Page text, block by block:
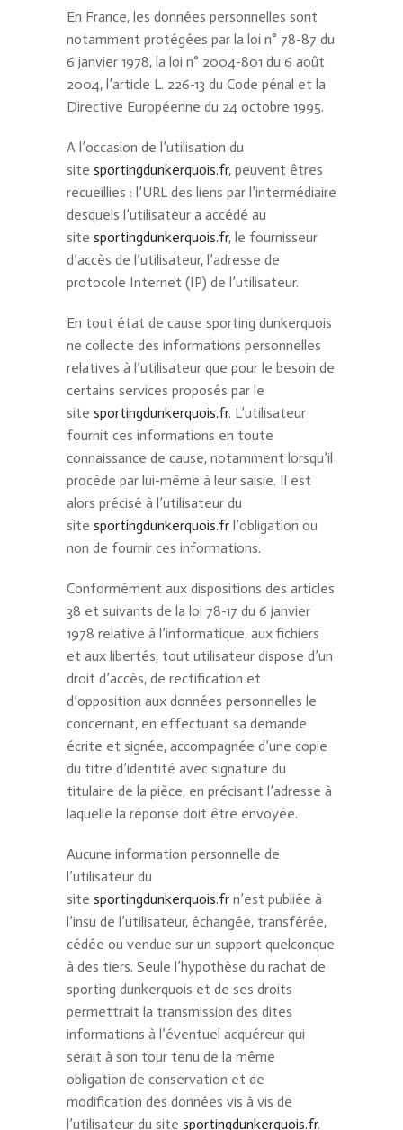
En France, les données personnelles sont
notamment protégées par la loi n° 78-87 du
6 janvier 1978, la loi n° 2004-801 du 6 août
2004, l’article L. 226-13 du Code pénal et la
Directive Européenne du 24 octobre 1995.
A l’occasion de l’utilisation du
site sportingdunkerquois.fr, peuvent êtres
recueillies : l’URL des liens par l’intermédiaire
desquels l’utilisateur a accédé au
site sportingdunkerquois.fr, le fournisseur
d’accès de l’utilisateur, l’adresse de
protocole Internet (IP) de l’utilisateur.
En tout état de cause sporting dunkerquois
ne collecte des informations personnelles
relatives à l’utilisateur que pour le besoin de
certains services proposés par le
site sportingdunkerquois.fr. L’utilisateur
fournit ces informations en toute
connaissance de cause, notamment lorsqu’il
procède par lui-même à leur saisie. Il est
alors précisé à l’utilisateur du
site sportingdunkerquois.fr l’obligation ou
non de fournir ces informations.
Conformément aux dispositions des articles
38 et suivants de la loi 78-17 du 6 janvier
1978 relative à l’informatique, aux fichiers
et aux libertés, tout utilisateur dispose d’un
droit d’accès, de rectification et
d’opposition aux données personnelles le
concernant, en effectuant sa demande
écrite et signée, accompagnée d’une copie
du titre d’identité avec signature du
titulaire de la pièce, en précisant l’adresse à
laquelle la réponse doit être envoyée.
Aucune information personnelle de
l’utilisateur du
site sportingdunkerquois.fr n’est publiée à
l’insu de l’utilisateur, échangée, transférée,
cédée ou vendue sur un support quelconque
à des tiers. Seule l’hypothèse du rachat de
sporting dunkerquois et de ses droits
permettrait la transmission des dites
informations à l’éventuel acquéreur qui
serait à son tour tenu de la même
obligation de conservation et de
modification des données vis à vis de
l’utilisateur du site sportingdunkerquois.fr.